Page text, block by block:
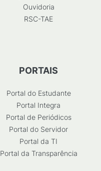
Ouvidoria
RSC-TAE
PORTAIS
Portal do Estudante
Portal Integra
Portal de Periódicos
Portal do Servidor
Portal da TI
Portal da Transparência